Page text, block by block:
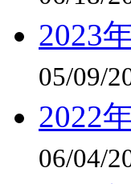
2023
05/09/
2022
06/04/